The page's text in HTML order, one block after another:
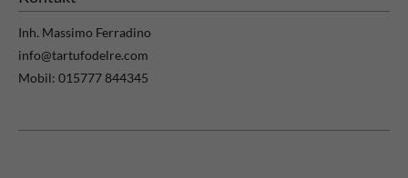
Inh. Massimo Ferradino
info@tartufodelre.com
Mobil: 015777 844345